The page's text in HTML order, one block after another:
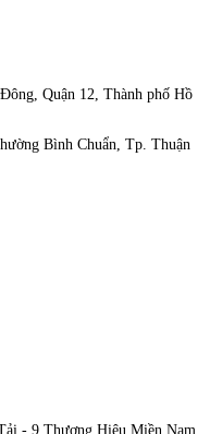
Quận 12, Thành phố Hồ
Bình Chuẩn, Tp. Thuận
- 9 Thương Hiệu Miền Nam